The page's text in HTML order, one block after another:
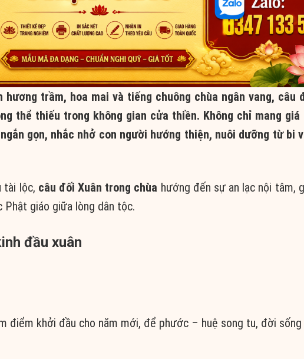
trầm, hoa mai và tiếng chuông chùa ngân vang, câu
thể thiếu trong không gian cửa thiền. Không chỉ mang
gọn, nhắc nhở con người hướng thiện, nuôi dưỡng từ bi
tài lộc, câu đối Xuân trong chùa hướng đến sự an lạc nội tâm,
giáo giữa lòng dân tộc.
đầu xuân
điểm khởi đầu cho năm mới, để phước – huệ song tu, đời